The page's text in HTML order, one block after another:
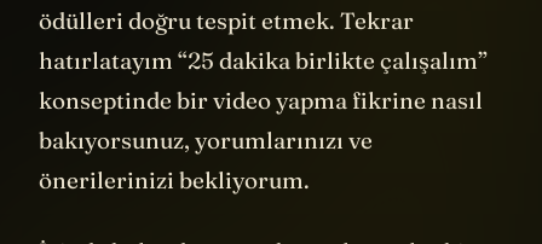
ödülleri doğru tespit etmek. Tekrar
hatırlatayım “25 dakika birlikte çalışalım”
konseptinde bir video yapma fikrine nasıl
bakıyorsunuz, yorumlarınızı ve
önerilerinizi bekliyorum.